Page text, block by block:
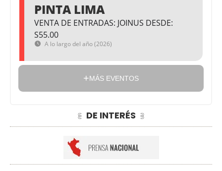
PINTA LIMA
VENTA DE ENTRADAS: JOINUS DESDE:
S55.00
A lo largo del año (2026)
MÁS EVENTOS
DE INTERÉS